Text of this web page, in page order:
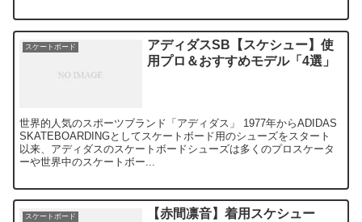
スケートボード
アディダスSB【スケシュー】使
用プロ＆おすすめモデル「4選」
世界的人気のスポーツブランド「アディダス」 1977年からADIDAS
SKATEBOARDINGとしてスケートボード用のシューズをスタート
以来、アディダスのスケートボードシューズは多くのプロスケータ
ーや世界中のスケートボー...
スケートボード
【赤間凛音】着用スケシュー